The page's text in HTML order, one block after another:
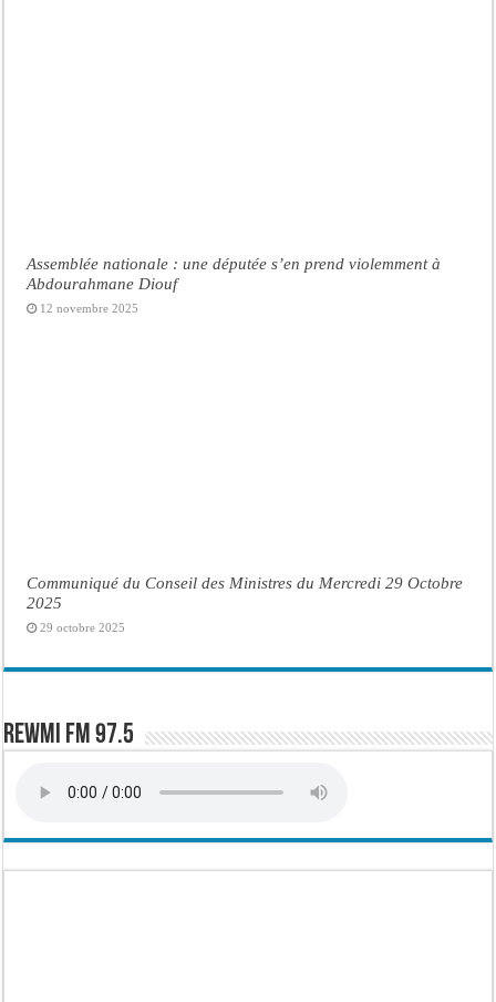
Assemblée nationale : une députée s’en prend violemment à
Abdourahmane Diouf
12 novembre 2025
Communiqué du Conseil des Ministres du Mercredi 29 Octobre
2025
29 octobre 2025
Rewmi FM 97.5